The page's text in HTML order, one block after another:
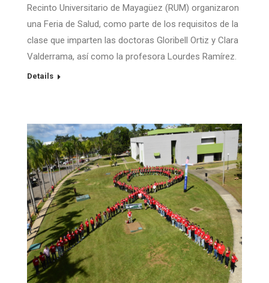
Recinto Universitario de Mayagüez (RUM) organizaron
una Feria de Salud, como parte de los requisitos de la
clase que imparten las doctoras Gloribell Ortiz y Clara
Valderrama, así como la profesora Lourdes Ramírez.
Details